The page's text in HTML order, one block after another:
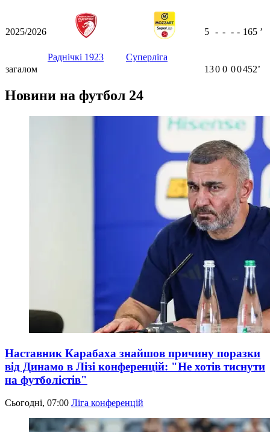
2025/2026
Раднічкі 1923 Суперліга
5 - - - - 165 ʼ
загалом 130 0 00452ʼ
Новини на футбол 24
Наставник Карабаха знайшов причину поразки
від Динамо в Лізі конференцій: "Не хотів тиснути
на футболістів"
Сьогодні, 07:00 Ліга конференцій